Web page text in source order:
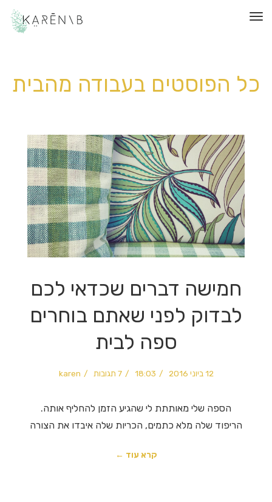
תפריט
כל הפוסטים בעבודה מהבית
חמישה דברים שכדאי לכם
לבדוק לפני שאתם בוחרים
ספה לבית
12 ביוני 2016 18:03 7 תגובות karen
הספה שלי מאותתת לי שהגיע הזמן להחליף אותה.
הריפוד שלה מלא כתמים, הכריות שלה איבדו את הצורה
קרא עוד ←